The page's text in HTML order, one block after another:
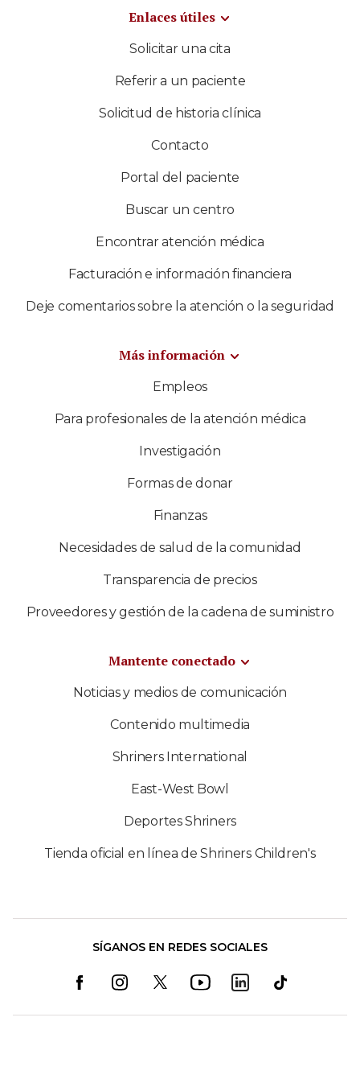
Enlaces útiles
Solicitar una cita
Referir a un paciente
Solicitud de historia clínica
Contacto
Portal del paciente
Buscar un centro
Encontrar atención médica
Facturación e información financiera
Deje comentarios sobre la atención o la seguridad
Más información
Empleos
Para profesionales de la atención médica
Investigación
Formas de donar
Finanzas
Necesidades de salud de la comunidad
Transparencia de precios
Proveedores y gestión de la cadena de suministro
Mantente conectado
Noticias y medios de comunicación
Contenido multimedia
Shriners International
East-West Bowl
Deportes Shriners
Tienda oficial en línea de Shriners Children's
SÍGANOS EN REDES SOCIALES